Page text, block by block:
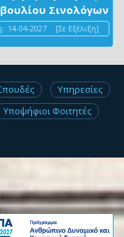
Σινολόγων
14-04-2027 [Σε Εξέλιξη]
Υπηρεσίες
Υποψήφιοι Φοιτητές